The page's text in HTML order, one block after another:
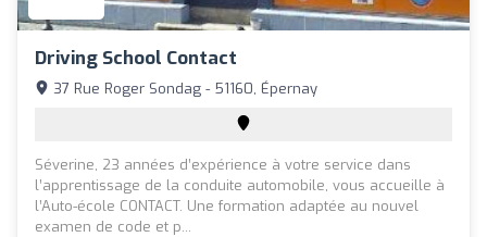
Driving School Contact
37 Rue Roger Sondag - 51160, Épernay
Séverine, 23 années d’expérience à votre service dans
l’apprentissage de la conduite automobile, vous accueille à
l’Auto-école CONTACT. Une formation adaptée au nouvel
examen de code et p...